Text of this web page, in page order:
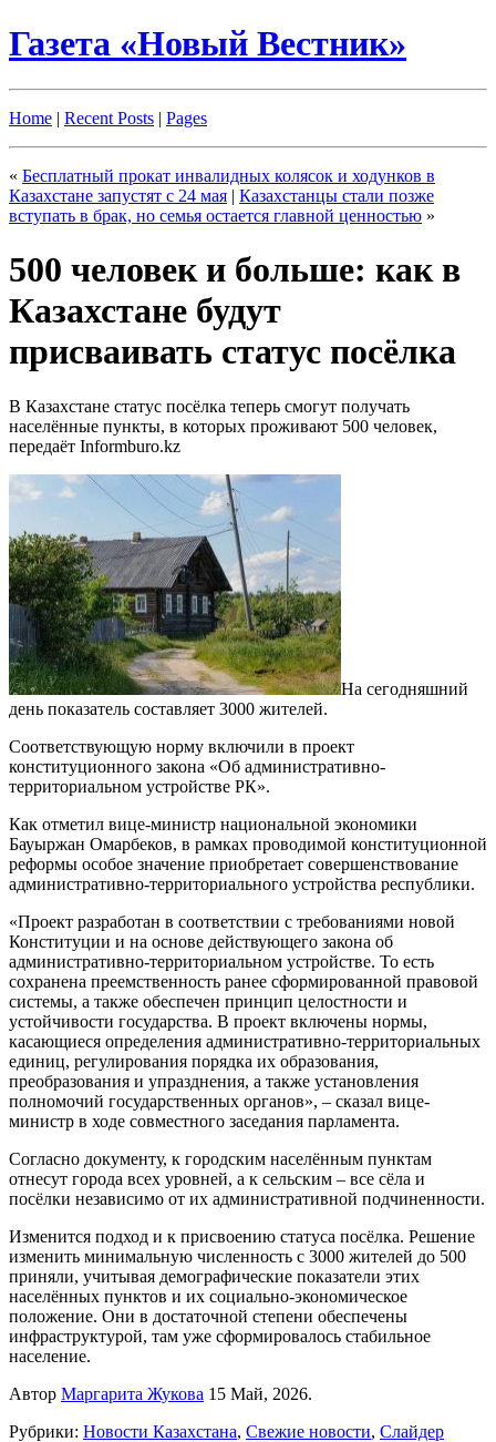
Газета «Новый Вестник»
Home | Recent Posts | Pages
« Бесплатный прокат инвалидных колясок и ходунков в
Казахстане запустят с 24 мая | Казахстанцы стали позже
вступать в брак, но семья остается главной ценностью »
500 человек и больше: как в
Казахстане будут
присваивать статус посёлка
В Казахстане статус посёлка теперь смогут получать
населённые пункты, в которых проживают 500 человек,
передаёт Informburo.kz
На сегодняшний
день показатель составляет 3000 жителей.
Соответствующую норму включили в проект
конституционного закона «Об административно-
территориальном устройстве РК».
Как отметил вице-министр национальной экономики
Бауыржан Омарбеков, в рамках проводимой конституционной
реформы особое значение приобретает совершенствование
административно-территориального устройства республики.
«Проект разработан в соответствии с требованиями новой
Конституции и на основе действующего закона об
административно-территориальном устройстве. То есть
сохранена преемственность ранее сформированной правовой
системы, а также обеспечен принцип целостности и
устойчивости государства. В проект включены нормы,
касающиеся определения административно-территориальных
единиц, регулирования порядка их образования,
преобразования и упразднения, а также установления
полномочий государственных органов», – сказал вице-
министр в ходе совместного заседания парламента.
Согласно документу, к городским населённым пунктам
отнесут города всех уровней, а к сельским – все сёла и
посёлки независимо от их административной подчиненности.
Изменится подход и к присвоению статуса посёлка. Решение
изменить минимальную численность с 3000 жителей до 500
приняли, учитывая демографические показатели этих
населённых пунктов и их социально-экономическое
положение. Они в достаточной степени обеспечены
инфраструктурой, там уже сформировалось стабильное
население.
Автор Маргарита Жукова 15 Май, 2026.
Рубрики: Новости Казахстана, Свежие новости, Слайдер